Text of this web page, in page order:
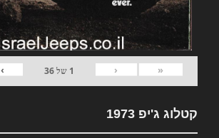
«
‹
1 של36
›
קטלוג ג'יפ 1973